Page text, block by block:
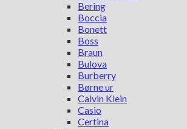
Bering
Boccia
Bonett
Boss
Braun
Bulova
Burberry
Børne ur
Calvin Klein
Casio
Certina